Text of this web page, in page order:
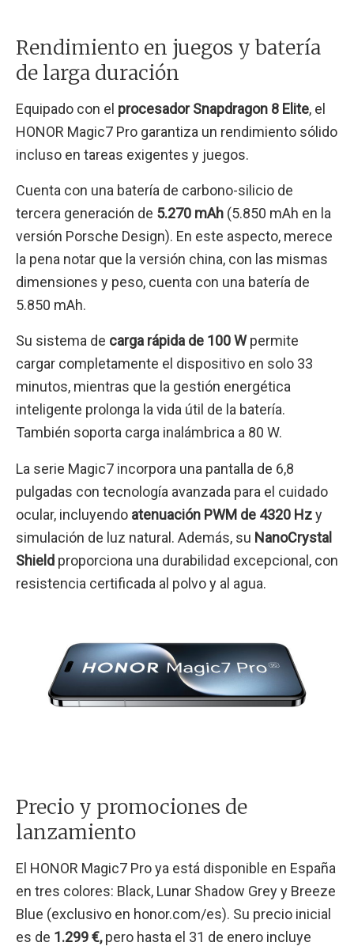
Rendimiento en juegos y batería
de larga duración
Equipado con el procesador Snapdragon 8 Elite, el
HONOR Magic7 Pro garantiza un rendimiento sólido
incluso en tareas exigentes y juegos.
Cuenta con una batería de carbono-silicio de
tercera generación de 5.270 mAh (5.850 mAh en la
versión Porsche Design). En este aspecto, merece
la pena notar que la versión china, con las mismas
dimensiones y peso, cuenta con una batería de
5.850 mAh.
Su sistema de carga rápida de 100 Wpermite
cargar completamente el dispositivo en solo 33
minutos, mientras que la gestión energética
inteligente prolonga la vida útil de la batería.
También soporta carga inalámbrica a 80 W.
La serie Magic7 incorpora una pantalla de 6,8
pulgadas con tecnología avanzada para el cuidado
ocular, incluyendo atenuación PWM de 4320 Hzy
simulación de luz natural. Además, su NanoCrystal
Shield proporciona una durabilidad excepcional, con
resistencia certificada al polvo y al agua.
Precio y promociones de
lanzamiento
El HONOR Magic7 Pro ya está disponible en España
en tres colores: Black, Lunar Shadow Grey y Breeze
Blue (exclusivo en honor.com/es). Su precio inicial
es de 1.299 €,pero hasta el 31 de enero incluye